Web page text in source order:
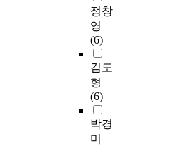
정창
영
(6)
김도
형
(6)
박경
미